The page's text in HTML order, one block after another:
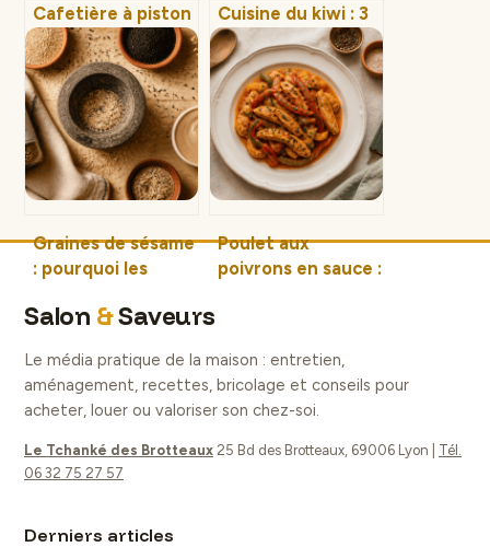
Cafetière à piston
: le guide complet
pour maîtriser
l’extraction
parfaite
Cuisine du kiwi : 3
astuces pour
attendrir vos
viandes et
sublimer vos
restes
Graines de sésame
: pourquoi les
comment les
quotidien
Poulet aux
poivrons en sauce :
onctueuse
Salon &Saveurs
Le média pratique de la maison : entretien,
aménagement, recettes, bricolage et conseils pour
acheter, louer ou valoriser son chez-soi.
Le Tchanké des Brotteaux 25 Bd des Brotteaux, 69006 Lyon
Tél.
06 32 75 27 57
Derniers articles